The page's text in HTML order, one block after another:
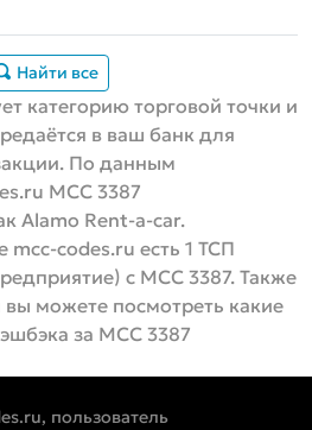
Найти все
категорию торговой точки и
в ваш банк для
По данным
MCC 3387
Alamo Rent-a-car.
mcc-codes.ru есть 1 ТСП
с MCC 3387. Также
вы можете посмотреть какие
за MCC 3387
пользователь